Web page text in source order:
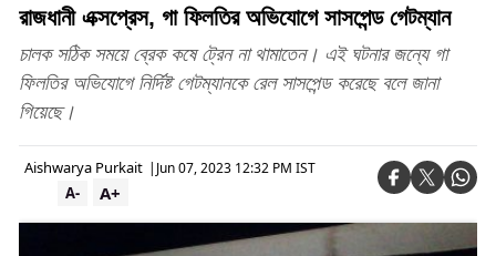
রাজধানী এক্সপ্রেস, গা ফিলতির অভিযোগে সাসপেন্ড গেটম্যান
চালক সঠিক সময়ে ব্রেক কষে ট্রেন না থামাতেন। এই ঘটনার জন্যে গা
ফিলতির অভিযোগে নির্দিষ্ট গেটম্যানকে রেল সাসপেন্ড করেছে বলে জানা
গিয়েছে।
Aishwarya Purkait | Jun 07, 2023 12:32 PM IST
A+
A-